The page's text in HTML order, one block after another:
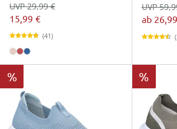
15,99 €
UVP 29,99 €
(41)
ab
UVP
% %